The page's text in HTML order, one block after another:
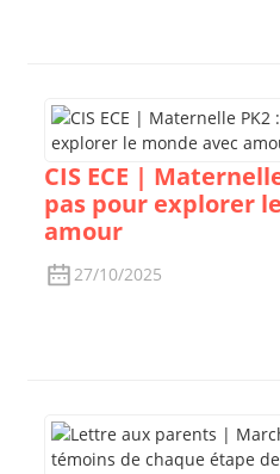
CIS ECE |
pas pour explorer
amour
27/10/2025